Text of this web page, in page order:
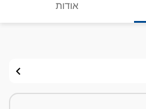
אודות